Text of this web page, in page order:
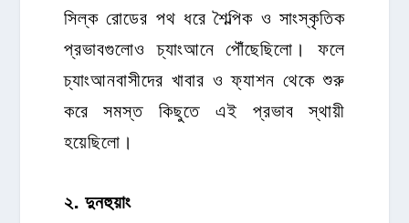
সিল্ক রোডের পথ ধরে শৈল্পিক ও সাংস্কৃতিক
প্রভাবগুলোও চ্যাংআনে পৌঁছেছিলো। ফলে
চ্যাংআনবাসীদের খাবার ও ফ্যাশন থেকে শুরু
করে সমস্ত কিছুতে এই প্রভাব স্থায়ী
হয়েছিলো।
২. দুনহুয়াং